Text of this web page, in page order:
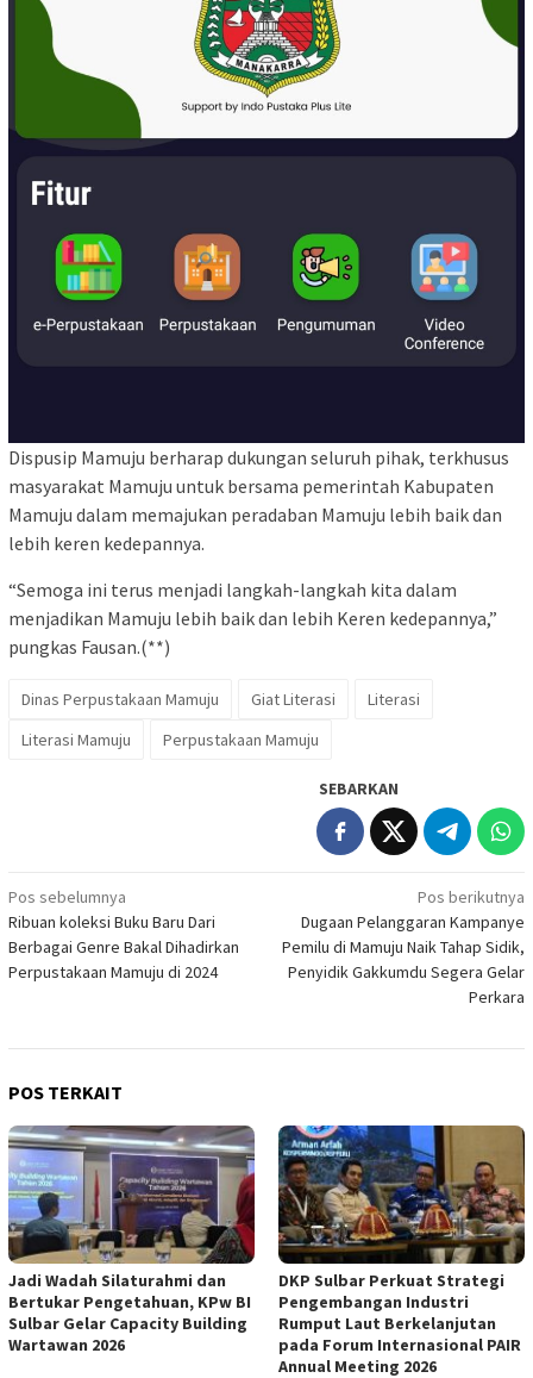
Dispusip Mamuju berharap dukungan seluruh pihak, terkhusus
masyarakat Mamuju untuk bersama pemerintah Kabupaten
Mamuju dalam memajukan peradaban Mamuju lebih baik dan
lebih keren kedepannya.
“Semoga ini terus menjadi langkah-langkah kita dalam
menjadikan Mamuju lebih baik dan lebih Keren kedepannya,”
pungkas Fausan.(**)
Dinas Perpustakaan Mamuju Giat Literasi
Literasi
Literasi Mamuju
Perpustakaan Mamuju
SEBARKAN
Navigasi
pos
Pos sebelumnya
Ribuan koleksi Buku Baru Dari
Berbagai Genre Bakal Dihadirkan
Perpustakaan Mamuju di 2024
Pos berikutnya
Dugaan Pelanggaran Kampanye
Pemilu di Mamuju Naik Tahap Sidik,
Penyidik Gakkumdu Segera Gelar
Perkara
POS TERKAIT
Jadi Wadah Silaturahmi dan
Bertukar Pengetahuan, KPw BI
Sulbar Gelar Capacity Building
Wartawan 2026
DKP Sulbar Perkuat Strategi
Pengembangan Industri
Rumput Laut Berkelanjutan
pada Forum Internasional PAIR
Annual Meeting 2026